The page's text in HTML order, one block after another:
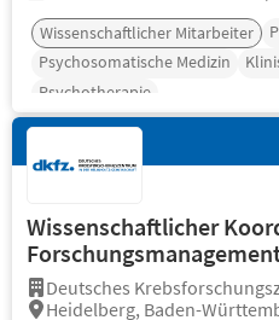
Wissenschaftlicher Mitarbeiter
Psychosomatische Medizin
Psychotherapie
Wissenschaftlicher
Deutsches
Heidelberg, Baden-